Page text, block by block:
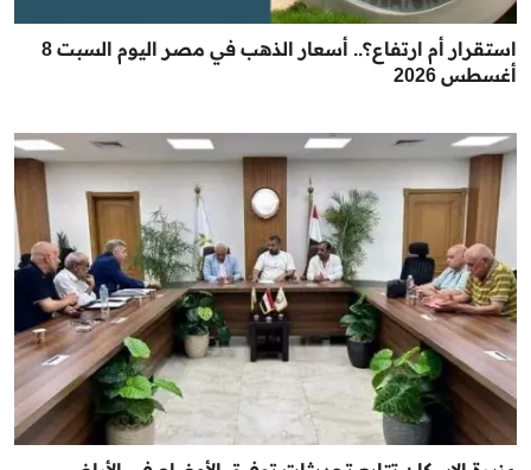
استقرار أم ارتفاع؟.. أسعار الذهب في مصر اليوم السبت 8
أغسطس 2026